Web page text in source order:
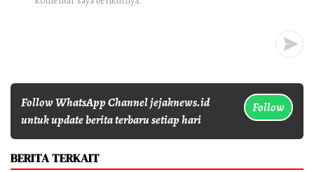
Follow WhatsApp Channel jejaknews.id
untuk update berita terbaru setiap hari
Follow
BERITA TERKAIT